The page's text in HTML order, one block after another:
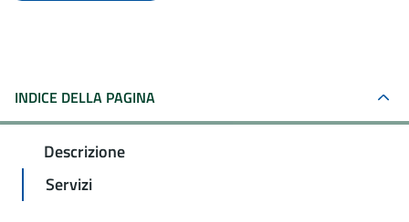
INDICE DELLA PAGINA
Descrizione
Servizi